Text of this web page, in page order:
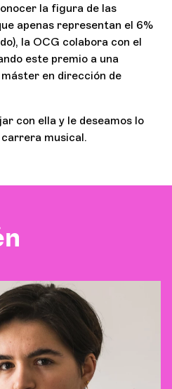
la figura de las
apenas representan el 6%
la OCG colabora con el
este premio a una
en dirección de
con ella y le deseamos lo
musical.